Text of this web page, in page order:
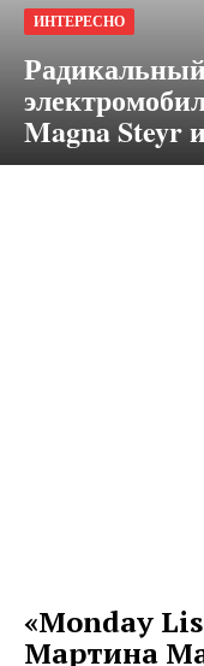
ИНТЕРЕСНО
Magna Steyr
«Monday
Мартина